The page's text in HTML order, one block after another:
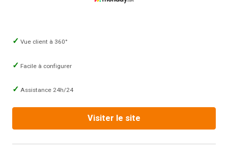
Vue client à 360°
Facile à configurer
Assistance 24h/24
Visiter le site